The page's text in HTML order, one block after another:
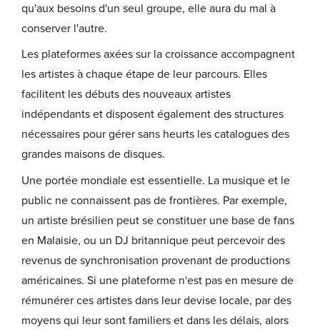
qu'aux besoins d'un seul groupe, elle aura du mal à
conserver l'autre.
Les plateformes axées sur la croissance accompagnent
les artistes à chaque étape de leur parcours. Elles
facilitent les débuts des nouveaux artistes
indépendants et disposent également des structures
nécessaires pour gérer sans heurts les catalogues des
grandes maisons de disques.
Une portée mondiale est essentielle. La musique et le
public ne connaissent pas de frontières. Par exemple,
un artiste brésilien peut se constituer une base de fans
en Malaisie, ou un DJ britannique peut percevoir des
revenus de synchronisation provenant de productions
américaines. Si une plateforme n'est pas en mesure de
rémunérer ces artistes dans leur devise locale, par des
moyens qui leur sont familiers et dans les délais, alors